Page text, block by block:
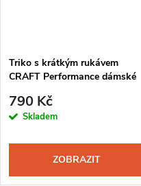
Triko s krátkým rukávem
CRAFT Performance dámské
790 Kč
Skladem
ZOBRAZIT